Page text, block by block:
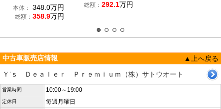
本体： 348.0万円
総額： 358.9万円
総額： 292.1万円
中古車販売店情報
▲上へ戻る
Ｙ’ｓ Ｄｅａｌｅｒ Ｐｒｅｍｉｕｍ（株）サトウオート
営業時間 10:00～19:00
定休日 毎週月曜日